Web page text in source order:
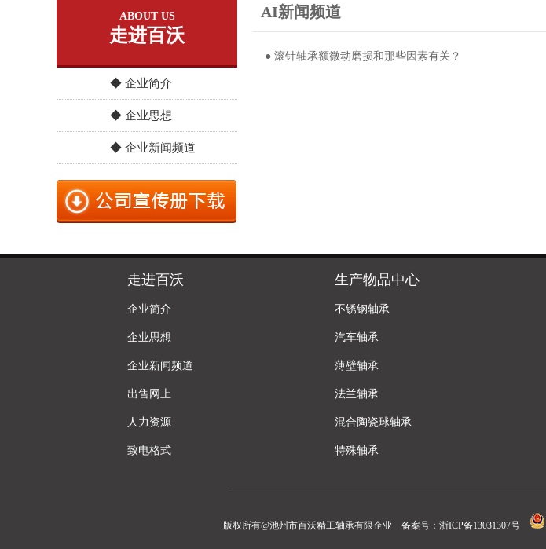
ABOUT US
走进百沃
◆ 企业简介
◆ 企业思想
◆ 企业新闻频道
AI新闻频道
● 滚针轴承额微动磨损和那些因素有关？
走进百沃
企业简介
企业思想
企业新闻频道
出售网上
人力资源
致电格式
生产物品中心
不锈钢轴承
汽车轴承
薄壁轴承
法兰轴承
混合陶瓷球轴承
特殊轴承
版权所有@池州市百沃精工轴承有限企业 备案号： 浙ICP备13031307号